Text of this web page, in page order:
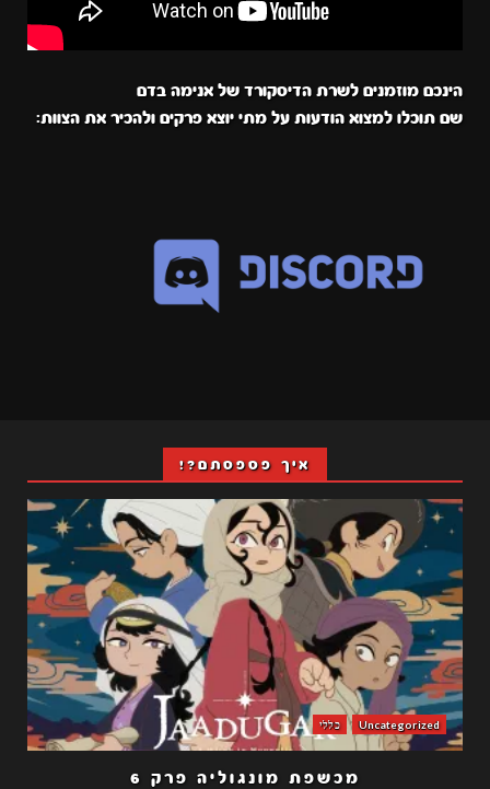
הינכם מוזמנים לשרת הדיסקורד של אנימה בדם
שם תוכלו למצוא הודעות על מתי יוצא פרקים ולהכיר את הצוות:
איך פספסתם?!
Uncategorized כללי
מכשפת מונגוליה פרק 6